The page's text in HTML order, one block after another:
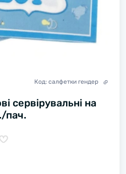
Код: салфетки гендер
сервірувальні на
пач.